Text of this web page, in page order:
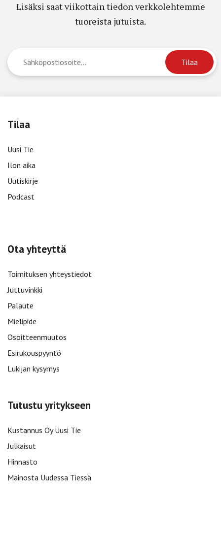
Lisäksi saat viikottain tiedon verkkolehtemme
tuoreista jutuista.
Tilaa
Uusi Tie
Ilon aika
Uutiskirje
Podcast
Ota yhteyttä
Toimituksen yhteystiedot
Juttuvinkki
Palaute
Mielipide
Osoitteenmuutos
Esirukouspyyntö
Lukijan kysymys
Tutustu yritykseen
Kustannus Oy Uusi Tie
Julkaisut
Hinnasto
Mainosta Uudessa Tiessä